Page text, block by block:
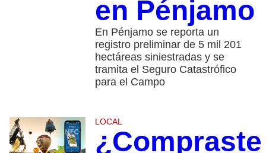
en Pénjamo
En Pénjamo se reporta un
registro preliminar de 5 mil 201
hectáreas siniestradas y se
tramita el Seguro Catastrófico
para el Campo
LOCAL
¿Compraste